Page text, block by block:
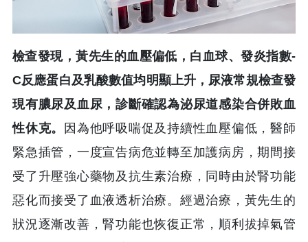
檢查發現，黃先生的血壓偏低，白血球、發炎指數-
C反應蛋白及乳酸數值均明顯上升，尿液常規檢查發
現有膿尿及血尿，診斷確認為泌尿道感染合併敗血
性休克。
因為他呼吸喘促及持續性血壓偏低，醫師
緊急插管，一度宣告病危並轉至加護病房，期間接
受了升壓強心藥物及抗生素治療，同時由於腎功能
惡化而接受了血液透析治療。經過治療，黃先生的
狀況逐漸改善，腎功能也恢復正常，順利拔掉氣管